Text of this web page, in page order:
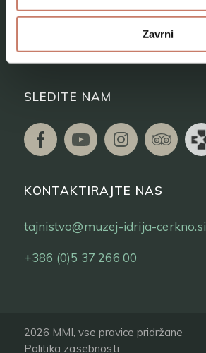
Zavrni
Kje smo
SLEDITE NAM
KONTAKTIRAJTE NAS
tajnistvo@muzej-idrija-cerkno.si
+386 (0)5 37 266 00
2026 MMI, vse pravice pridržane
Politika zasebnosti